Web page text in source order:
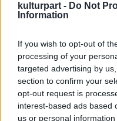
kulturpart - Do Not
Information
If you wish to opt-out of
processing of your
targeted advertising by
section to confirm your
opt-out request is
interest-based ads based
us or personal
A BÁV első
magyar és külföldi
festők által
kalapács alá,